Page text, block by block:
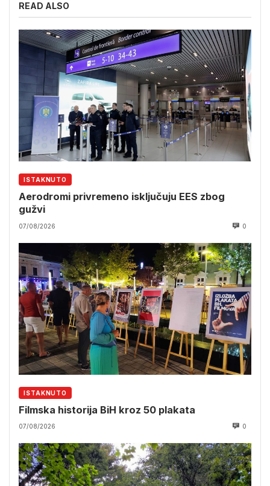
READ ALSO
ISTAKNUTO
Aerodromi privremeno isključuju EES zbog
gužvi
07/08/2026 0
ISTAKNUTO
Filmska historija BiH kroz 50 plakata
07/08/2026 0